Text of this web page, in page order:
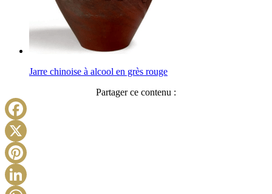
Jarre chinoise à alcool en grès rouge
Partager ce contenu :